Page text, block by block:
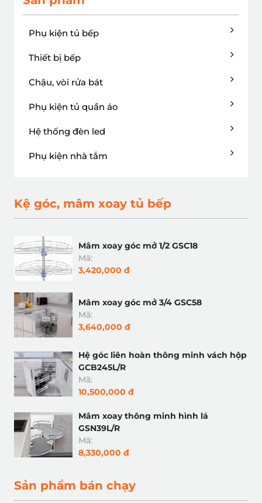
Phụ kiện tủ bếp
Thiết bị bếp
Chậu, vòi rửa bát
Phụ kiện tủ quần áo
Hệ thống đèn led
Phụ kiện nhà tắm
Kệ góc, mâm xoay tủ bếp
Mâm xoay góc mở 1/2 GSC18
Mã:
3,420,000 đ
Mâm xoay góc mở 3/4 GSC58
Mã:
3,640,000 đ
Hệ góc liên hoàn thông minh vách hộp
GCB245L/R
Mã:
10,500,000 đ
Mâm xoay thông minh hình lá
GSN39L/R
Mã:
8,330,000 đ
Sản phẩm bán chạy